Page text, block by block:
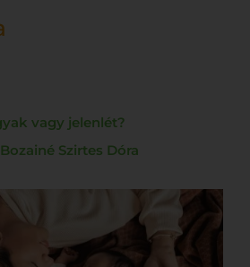
vagy jelenlét?
Bozainé Szirtes Dóra